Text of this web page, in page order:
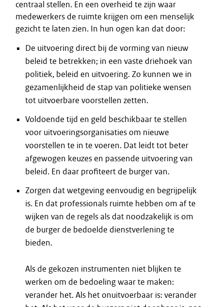
centraal stellen. En een overheid te zijn waar
medewerkers de ruimte krijgen om een menselijk
gezicht te laten zien. In hun ogen kan dat door:
De uitvoering direct bij de vorming van nieuw
beleid te betrekken; in een vaste driehoek van
politiek, beleid en uitvoering. Zo kunnen we in
gezamenlijkheid de stap van politieke wensen
tot uitvoerbare voorstellen zetten.
Voldoende tijd en geld beschikbaar te stellen
voor uitvoeringsorganisaties om nieuwe
voorstellen te in te voeren. Dat leidt tot beter
afgewogen keuzes en passende uitvoering van
beleid. En daar profiteert de burger van.
Zorgen dat wetgeving eenvoudig en begrijpelijk
is. En dat professionals ruimte hebben om af te
wijken van de regels als dat noodzakelijk is om
de burger de bedoelde dienstverlening te
bieden.
Als de gekozen instrumenten niet blijken te
werken om de bedoeling waar te maken:
verander het. Als het onuitvoerbaar is: verander